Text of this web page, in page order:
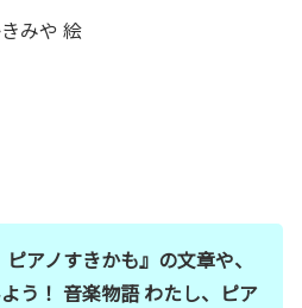
みや 絵
アノすきかも』の文章や、
う！ 音楽物語 わたし、ピア